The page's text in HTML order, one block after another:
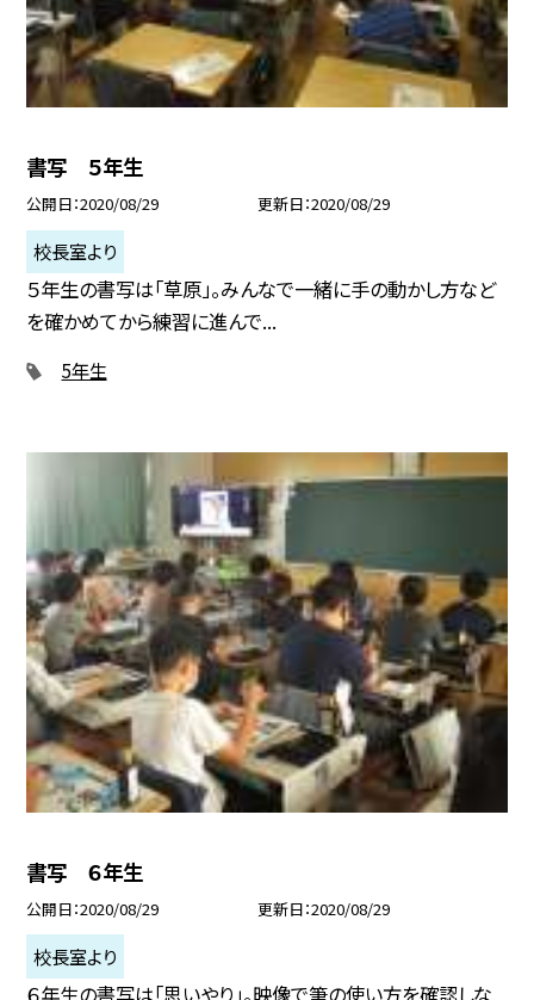
書写 ５年生
公開日 2020/08/29 更新日 2020/08/29
校長室より
５年生の書写は「草原」。みんなで一緒に手の動かし方など
を確かめてから練習に進んで...
5年生
書写 ６年生
公開日 2020/08/29 更新日 2020/08/29
校長室より
６年生の書写は「思いやり」。映像で筆の使い方を確認しな